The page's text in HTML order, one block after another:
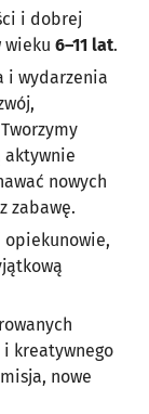
i dobrej
wieku 6–11 lat.
i wydarzenia
aktywnie
nowych
zabawę.
opiekunowie,
kreatywnego
nowe